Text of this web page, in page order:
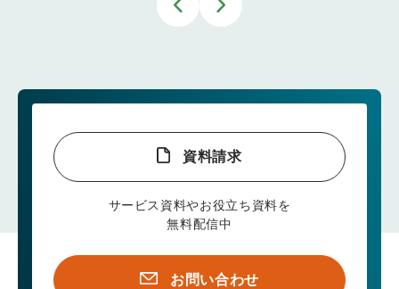
資料請求
サービス資料やお役立ち資料を
無料配信中
お問い合わせ